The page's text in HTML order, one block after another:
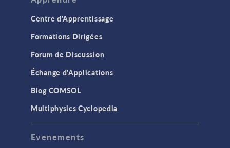
Centre d'Apprentissage
Formations Dirigées
Forum de Discussion
Échange d'Applications
Blog COMSOL
Multiphysics Cyclopedia
Evenements